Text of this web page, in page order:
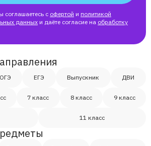
соглашаетесь с офертой и политикой
данных и даёте согласие на обработку
ОГЭ ЕГЭ Выпускник ДВИ
7 класс 8 класс 9 класс
11 класс